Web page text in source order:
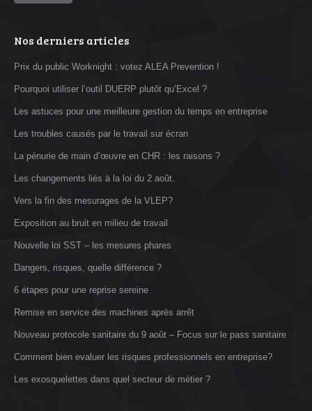
Nos derniers articles
Prix du public Worknight : votez ALEA Prevention !
Pourquoi utiliser l’outil DUERP plutôt qu’Excel ?
Les astuces pour une meilleure gestion du temps en entreprise
Les troubles causés par le travail sur écran
La pénurie de main d’œuvre en CHR : les raisons ?
Les changements liés à la loi du 2 août.
Vers la fin des mesurages de la VLEP?
Exposition au bruit en milieu de travail
Nouvelle loi SST – les mesures phares
Dangers, risques, quelle différence ?
6 étapes pour une reprise sereine
Remise en service des machines après arrêt
Nouveau protocole sanitaire du 9 août – Focus sur le pass sanitaire
Comment bien evaluer les risques professionnels en entreprise?
Les exosquelettes dans quel secteur de métier ?